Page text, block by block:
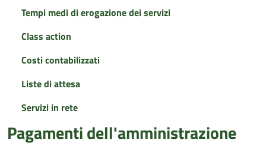
Tempi medi di erogazione dei servizi
Class action
Costi contabilizzati
Liste di attesa
Servizi in rete
Pagamenti dell'amministrazione